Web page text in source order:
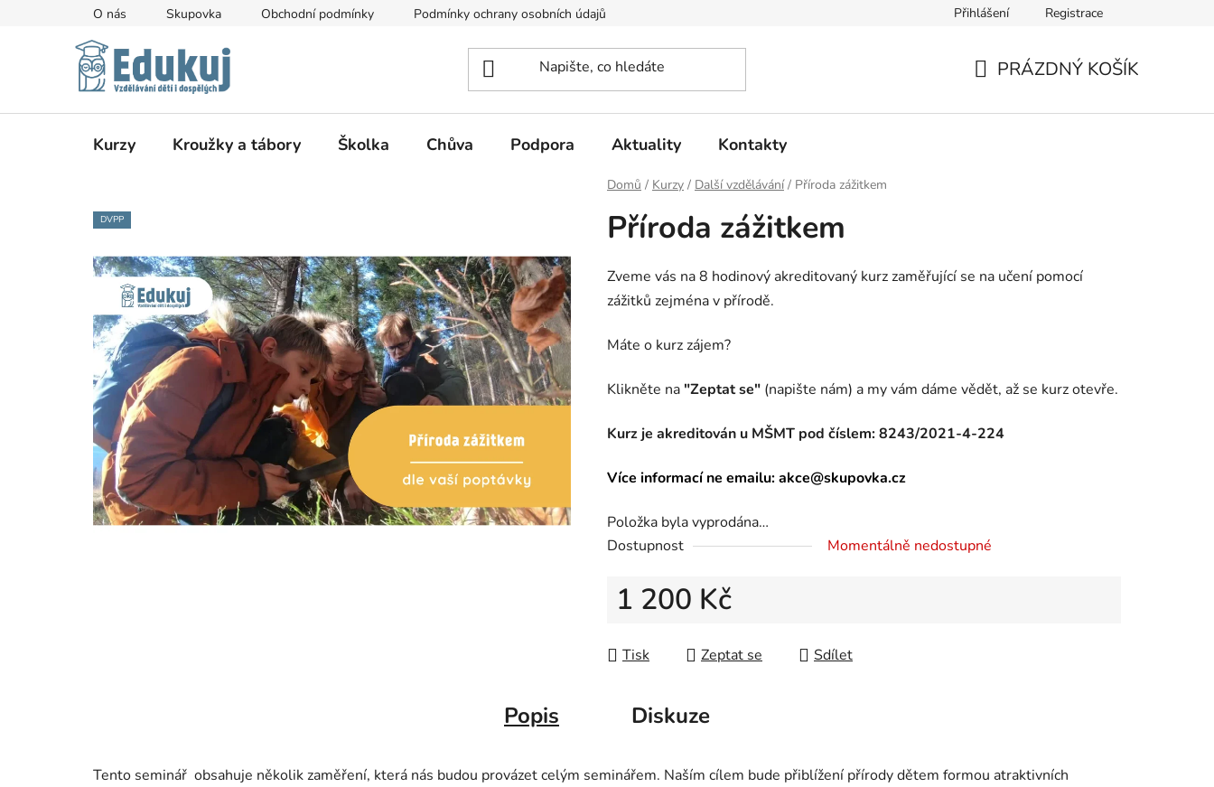
O nás Skupovka Obchodní podmínky Podmínky ochrany osobních údajů Přihlášení Registrace
PRÁZDNÝ KOŠÍK
Kurzy Kroužky a tábory Školka Chůva Podpora Aktuality Kontakty
Domů / Kurzy / Další vzdělávání / Příroda zážitkem
Příroda zážitkem
Zveme vás na 8 hodinový akreditovaný kurz zaměřující se na učení pomocí
zážitků zejména v přírodě.
Máte o kurz zájem?
Klikněte na "Zeptat se" (napište nám) a my vám dáme vědět, až se kurz otevře.
Kurz je akreditován u MŠMT pod číslem:8243/2021-4-224
Více informací ne emailu: akce@skupovka.cz
Položka byla vyprodána…
Dostupnost
Momentálně nedostupné
1 200 Kč
Tisk
Zeptat se Sdílet
DVPP
Popis Diskuze
Tento seminář obsahuje několik zaměření, která nás budou provázet celým seminářem. Naším cílem bude přiblížení přírody dětem formou atraktivních